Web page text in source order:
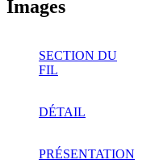
Images
SECTION DU
FIL
DÉTAIL
PRÉSENTATION